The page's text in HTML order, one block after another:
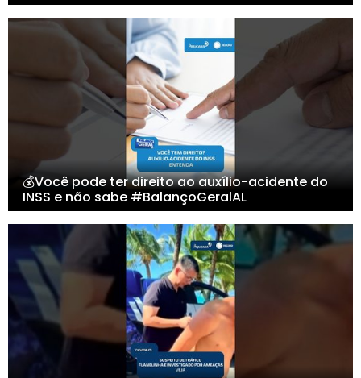
💰Você pode ter direito ao auxílio-acidente do
INSS e não sabe #BalançoGeralAL